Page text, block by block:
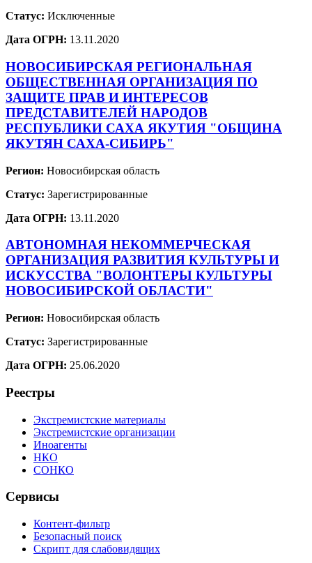
Статус: Исключенные
Дата ОГРН: 13.11.2020
НОВОСИБИРСКАЯ РЕГИОНАЛЬНАЯ
ОБЩЕСТВЕННАЯ ОРГАНИЗАЦИЯ ПО
ЗАЩИТЕ ПРАВ И ИНТЕРЕСОВ
ПРЕДСТАВИТЕЛЕЙ НАРОДОВ
РЕСПУБЛИКИ САХА ЯКУТИЯ "ОБЩИНА
ЯКУТЯН САХА-СИБИРЬ"
Регион: Новосибирская область
Статус: Зарегистрированные
Дата ОГРН: 13.11.2020
АВТОНОМНАЯ НЕКОММЕРЧЕСКАЯ
ОРГАНИЗАЦИЯ РАЗВИТИЯ КУЛЬТУРЫ И
ИСКУССТВА "ВОЛОНТЕРЫ КУЛЬТУРЫ
НОВОСИБИРСКОЙ ОБЛАСТИ"
Регион: Новосибирская область
Статус: Зарегистрированные
Дата ОГРН: 25.06.2020
Реестры
Экстремистские материалы
Экстремистские организации
Иноагенты
НКО
СОНКО
Сервисы
Контент-фильтр
Безопасный поиск
Скрипт для слабовидящих